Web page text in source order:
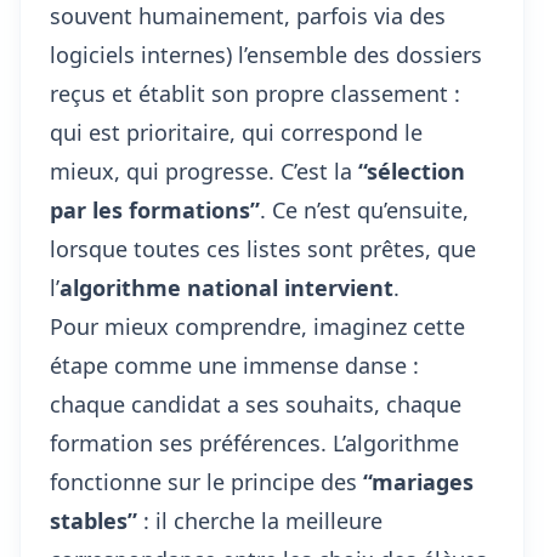
souvent humainement, parfois via des
logiciels internes) l’ensemble des dossiers
reçus et établit son propre classement :
qui est prioritaire, qui correspond le
mieux, qui progresse. C’est la “sélection
par les formations”. Ce n’est qu’ensuite,
lorsque toutes ces listes sont prêtes, que
l’algorithme national intervient.
Pour mieux comprendre, imaginez cette
étape comme une immense danse :
chaque candidat a ses souhaits, chaque
formation ses préférences. L’algorithme
fonctionne sur le principe des “mariages
stables” : il cherche la meilleure